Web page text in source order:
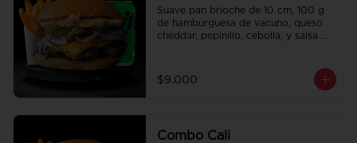
Suave pan brioche de 10 cm, 100 g
de hamburguesa de vacuno, queso
cheddar, pepinillo, cebolla, y salsa de
regalo a elección y una bebida de
350 cc a elección.
$9.000
Combo Cali